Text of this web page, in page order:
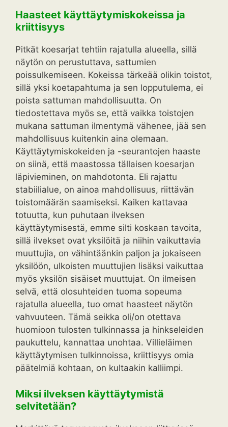
Haasteet käyttäytymiskokeissa ja
kriittisyys
Pitkät koesarjat tehtiin rajatulla alueella, sillä
näytön on perustuttava, sattumien
poissulkemiseen. Kokeissa tärkeää olikin toistot,
sillä yksi koetapahtuma ja sen lopputulema, ei
poista sattuman mahdollisuutta. On
tiedostettava myös se, että vaikka toistojen
mukana sattuman ilmentymä vähenee, jää sen
mahdollisuus kuitenkin aina olemaan.
Käyttäytymiskokeiden ja -seurantojen haaste
on siinä, että maastossa tällaisen koesarjan
läpivieminen, on mahdotonta. Eli rajattu
stabiilialue, on ainoa mahdollisuus, riittävän
toistomäärän saamiseksi. Kaiken kattavaa
totuutta, kun puhutaan ilveksen
käyttäytymisestä, emme silti koskaan tavoita,
sillä ilvekset ovat yksilöitä ja niihin vaikuttavia
muuttujia, on vähintäänkin paljon ja jokaiseen
yksilöön, ulkoisten muuttujien lisäksi vaikuttaa
myös yksilön sisäiset muuttujat. On ilmeisen
selvä, että olosuhteiden tuoma sopeuma
rajatulla alueella, tuo omat haasteet näytön
vahvuuteen. Tämä seikka oli/on otettava
huomioon tulosten tulkinnassa ja hinkseleiden
paukuttelu, kannattaa unohtaa. Villieläimen
käyttäytymisen tulkinnoissa, kriittisyys omia
päätelmiä kohtaan, on kultaakin kalliimpi.
Miksi ilveksen käyttäytymistä
selvitetään?